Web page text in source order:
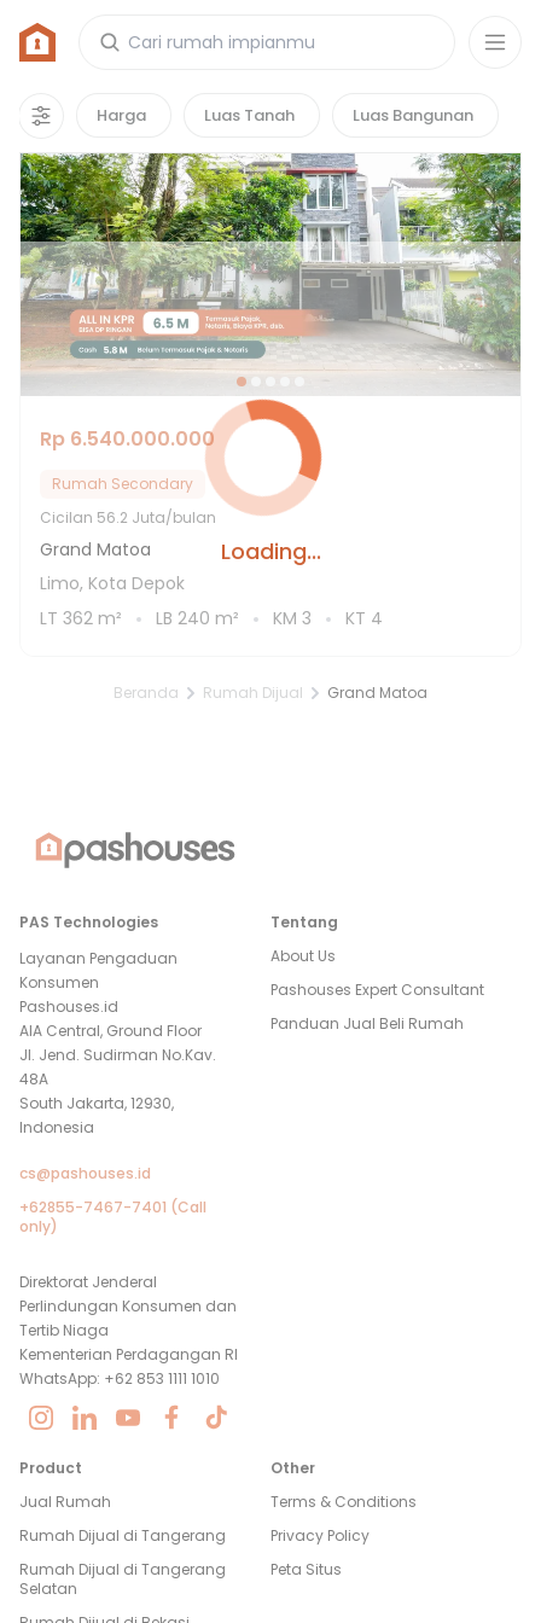
Harga Luas Tanah Luas Bangunan
Loading...
Rumah di Grand Matoa
1properti
Rp 6.540.000.000
Rumah Secondary
Cicilan 56.2 Juta/bulan
Grand Matoa
Limo, Kota Depok
LT 362 m² LB 240 m² KM 3 KT 4
Beranda Rumah Dijual Grand Matoa
PAS Technologies
Layanan Pengaduan
Konsumen
Pashouses.id
AIA Central, Ground Floor
Jl. Jend. Sudirman No.Kav.
48A
South Jakarta, 12930,
Indonesia
cs@pashouses.id
+62855-7467-7401 (Call
only)
Direktorat Jenderal
Perlindungan Konsumen dan
Tertib Niaga
Kementerian Perdagangan RI
WhatsApp: +62 853 1111 1010
Tentang
About Us
Pashouses Expert Consultant
Panduan Jual Beli Rumah
Product
Jual Rumah
Rumah Dijual di Tangerang
Rumah Dijual di Tangerang
Selatan
Other
Terms & Conditions
Privacy Policy
Peta Situs